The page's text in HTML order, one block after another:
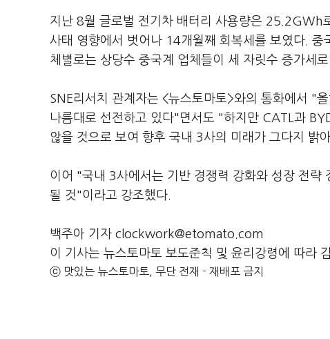
지난 8월 글로벌 전기차 배터리 사용량은 25.2GWh
사태 영향에서 벗어나 14개월째 회복세를 보였다.
체별로는 상당수 중국계 업체들이 세 자릿수 증가세
SNE리서치 관계자는 <뉴스토마토>와의 통화에서 "
나름대로 선전하고 있다"면서도 "하지만 CATL과
않을 것으로 보여 향후 국내 3사의 미래가 그다지 밝
이어 "국내 3사에서는 기반 경쟁력 강화와 성장 전략
될 것"이라고 강조했다.
백주아 기자 clockwork@etomato.com
이 기사는 뉴스토마토 보도준칙 및 윤리강령에 따라
ⓒ 맛있는 뉴스토마토, 무단 전재 - 재배포 금지